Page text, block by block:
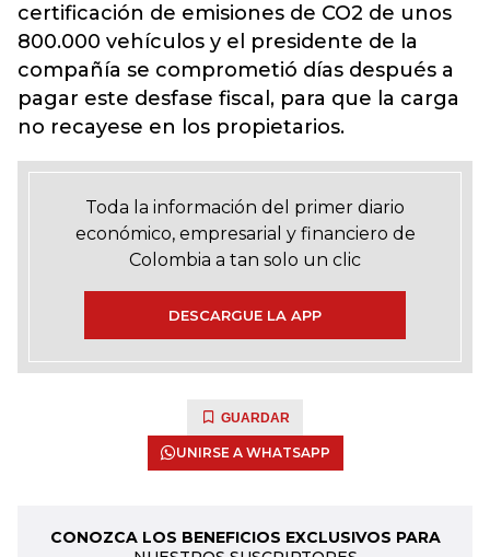
certificación de emisiones de CO2 de unos
800.000 vehículos y el presidente de la
compañía se comprometió días después a
pagar este desfase fiscal, para que la carga
no recayese en los propietarios.
Toda la información del primer diario
económico, empresarial y financiero de
Colombia a tan solo un clic
DESCARGUE LA APP
GUARDAR
UNIRSE A WHATSAPP
CONOZCA LOS BENEFICIOS EXCLUSIVOS PARA